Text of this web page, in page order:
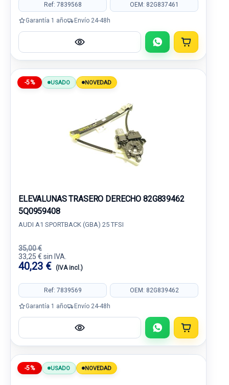
Ref: 7839568 OEM: 82G837461
Garantía 1 año Envío 24-48h
-5% USADO NOVEDAD
ELEVALUNAS TRASERO DERECHO 82G839462
5Q0959408
AUDI A1 SPORTBACK (GBA) 25 TFSI
35,00 €
33,25 € sin IVA.
40,23 € (IVA incl.)
Ref: 7839569 OEM: 82G839462
Garantía 1 año Envío 24-48h
-5% USADO NOVEDAD